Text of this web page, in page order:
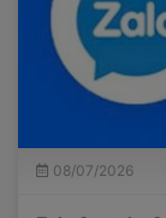
08/07/2026